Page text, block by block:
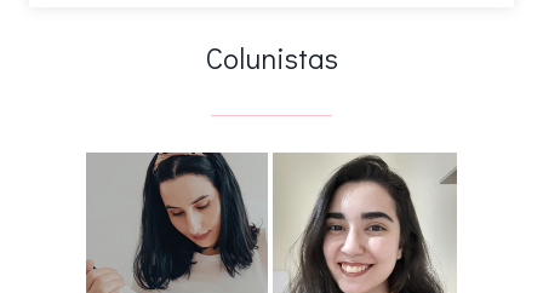
Colunistas